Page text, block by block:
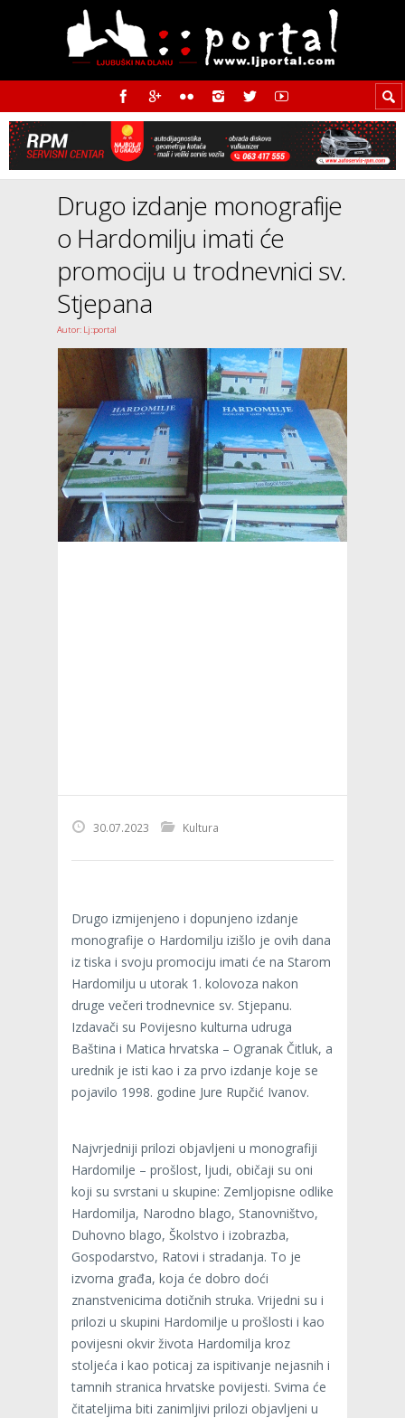
Drugo izdanje monografije
o Hardomilju imati će
promociju u trodnevnici sv.
Stjepana
Autor: Lj::portal
30.07.2023 Kultura
Drugo izmijenjeno i dopunjeno izdanje
monografije o Hardomilju izišlo je ovih dana
iz tiska i svoju promociju imati će na Starom
Hardomilju u utorak 1. kolovoza nakon
druge večeri trodnevnice sv. Stjepanu.
Izdavači su Povijesno kulturna udruga
Baština i Matica hrvatska – Ogranak Čitluk, a
urednik je isti kao i za prvo izdanje koje se
pojavilo 1998. godine Jure Rupčić Ivanov.
Najvrjedniji prilozi objavljeni u monografiji
Hardomilje – prošlost, ljudi, običaji su oni
koji su svrstani u skupine: Zemljopisne odlike
Hardomilja, Narodno blago, Stanovništvo,
Duhovno blago, Školstvo i izobrazba,
Gospodarstvo, Ratovi i stradanja. To je
izvorna građa, koja će dobro doći
znanstvenicima dotičnih struka. Vrijedni su i
prilozi u skupini Hardomilje u prošlosti i kao
povijesni okvir života Hardomilja kroz
stoljeća i kao poticaj za ispitivanje nejasnih i
tamnih stranica hrvatske povijesti. Svima će
čitateljima biti zanimljivi prilozi objavljeni u